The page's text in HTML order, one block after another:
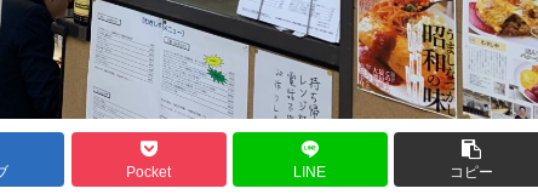
Pocket LINE コピー